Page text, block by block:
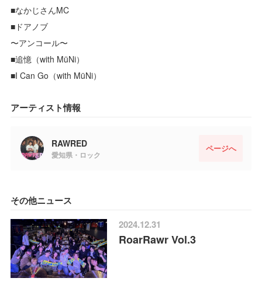
■なかじさんMC
■ドアノブ
〜アンコール〜
■追憶（with MüNi）
■I Can Go（with MüNi）
アーティスト情報
RAWRED
愛知県・ロック
ページへ
その他ニュース
2024.12.31
RoarRawr Vol.3